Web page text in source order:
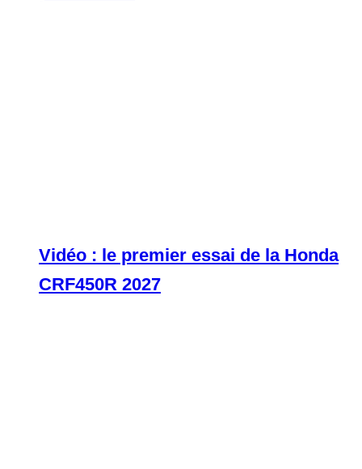
Vidéo : le premier essai de la Honda
CRF450R 2027